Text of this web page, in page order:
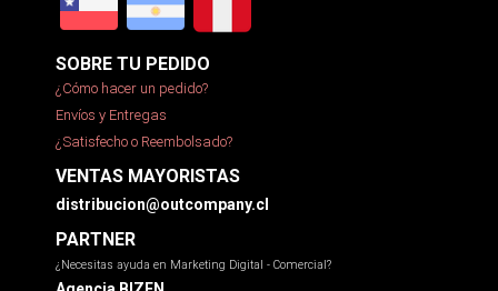
SOBRE TU PEDIDO
¿Cómo hacer un pedido?
Envíos y Entregas
¿Satisfecho o Reembolsado?
VENTAS MAYORISTAS
distribucion@outcompany.cl
PARTNER
¿Necesitas ayuda en Marketing Digital - Comercial?